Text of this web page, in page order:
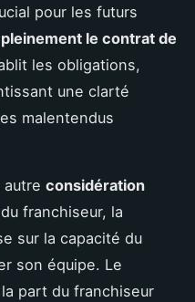
pour les futurs
le contrat de
les obligations,
une clarté
malentendus
considération
franchiseur, la
sur la capacité du
son équipe. Le
part du franchiseur